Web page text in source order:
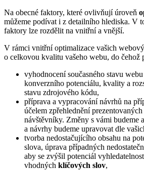
Na obecné faktory, které ovlivňují úroveň
můžeme podívat i z detailního hlediska. V
faktory lze rozdělit na vnitřní a vnější.
V rámci vnitřní optimalizace vašich
o celkovou kvalitu vašeho webu, do čehož
vyhodnocení současného stavu
konverzního potenciálu, kvality a
stavu zdrojového kódu,
příprava a vypracování návrhů na
účelem zpřehlednění
návštěvníky. Změny s vámi budeme
a návrhy budeme upravovat dle
tvorba nedostačujícího obsahu na
slova, úprava případných
aby se zvýšil potenciál
vhodných klíčových slov,